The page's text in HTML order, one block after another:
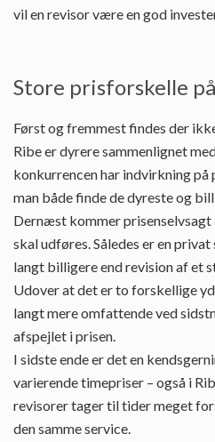
vil en revisor være en god
Store prisforskelle
Først og fremmest findes der
Ribe er dyrere sammenlignet
konkurrencen har indvirkning
man både finde de dyreste og
Dernæst kommer prisenselvsagt
skal udføres. Således er en
langt billigere end revision af et
Udover at det er to forskellige
langt mere omfattende ved
afspejlet i prisen.
I sidste ende er det en
varierende timepriser – også i
revisorer tager til tider meget
den samme service.